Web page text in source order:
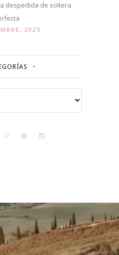
despedida de soltera
2025